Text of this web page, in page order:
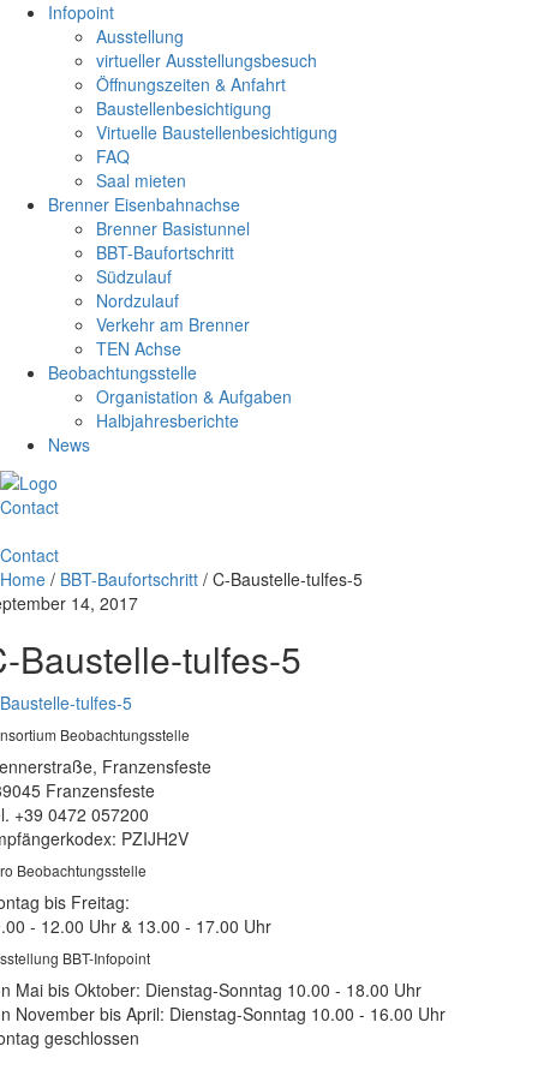
Infopoint
Ausstellung
virtueller Ausstellungsbesuch
Öffnungszeiten & Anfahrt
Baustellenbesichtigung
Virtuelle Baustellenbesichtigung
FAQ
Saal mieten
Brenner Eisenbahnachse
Brenner Basistunnel
BBT-Baufortschritt
Südzulauf
Nordzulauf
Verkehr am Brenner
TEN Achse
Beobachtungsstelle
Organistation & Aufgaben
Halbjahresberichte
News
Contact
Contact
Home / BBT-Baufortschritt / C-Baustelle-tulfes-5
14, 2017
Baustelle-tulfes-5
tulfes-5
Beobachtungsstelle
Franzensfeste
Franzensfeste
+39 0472 057200
PZIJH2V
Beobachtungsstelle
bis Freitag:
- 12.00 Uhr & 13.00 - 17.00 Uhr
BBT-Infopoint
Mai bis Oktober: Dienstag-Sonntag 10.00 - 18.00 Uhr
November bis April: Dienstag-Sonntag 10.00 - 16.00 Uhr
geschlossen